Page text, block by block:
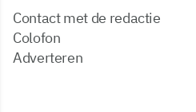
Contact met de redactie
Colofon
Adverteren